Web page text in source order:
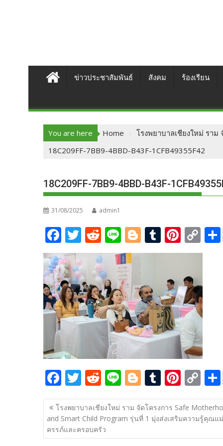
ข่าวประชาสัมพันธ์ สังคม ร้องเรียน
You are here Home
โรงพยาบาลเชียงใหม่ รา
18C209FF-7BB9-4BBD-B43F-1CFB49355F42
18C209FF-7BB9-4BBD-B43F-
31/08/2025 admin1
F
ac
e
b
o
o
k
T
w
itt
er
R
e
d
di
t
Li
n
e
Bl
o
g
er
T
u
bl
r
Pi
nt
e
st
C
o
y
Li
n
k
F
ac
e
b
o
T
w
itt
er
R
e
d
di
t
Li
n
e
Bl
o
g
g
er
T
u
m
bl
r
Pi
nt
er
e
st
C
o
p
y
Li
แนะแนว
เรื่อง
โรงพยาบาลเชียงใหม่ ราม จัดโครงการ Safe
and Smart Child Program รุ่นที่ 1 มุ่งส่งเสริมความรู้คุณแ
ครรภ์และครอบครัว